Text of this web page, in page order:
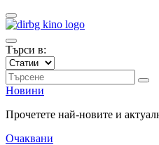
Търси в:
Новини
Прочетете най-новите и
Очаквани